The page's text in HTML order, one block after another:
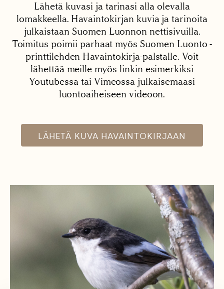
Lähetä kuvasi ja tarinasi alla olevalla
lomakkeella. Havaintokirjan kuvia ja tarinoita
julkaistaan Suomen Luonnon nettisivuilla.
Toimitus poimii parhaat myös Suomen Luonto -
printtilehden Havaintokirja-palstalle. Voit
lähettää meille myös linkin esimerkiksi
Youtubessa tai Vimeossa julkaisemaasi
luontoaiheiseen videoon.
LÄHETÄ KUVA HAVAINTOKIRJAAN